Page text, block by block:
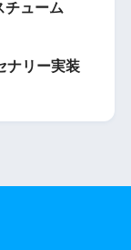
チューム
ナリー実装